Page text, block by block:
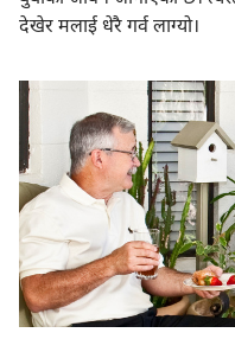
देखेर मलाई धेरै गर्व लाग्यो।